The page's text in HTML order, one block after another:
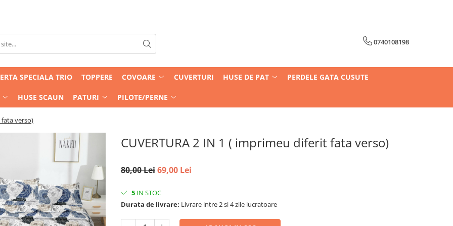
0740108198
SPECIALA TRIO TOPPERE COVOARE CUVERTURI HUSE DE PAT PERDELE GATA CUSUTE
HUSE SCAUN PATURI PILOTE/PERNE
fata verso)
CUVERTURA 2 IN 1 ( imprimeu diferit fata verso)
80,00 Lei69,00 Lei
5 IN STOC
Durata de livrare: Livrare intre 2 si 4 zile lucratoare